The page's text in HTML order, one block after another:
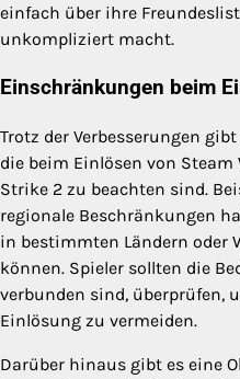
einfach über ihre
unkompliziert macht.
Einschränkungen beim
Trotz der Verbesserungen
die beim Einlösen von Steam
Strike 2 zu beachten sind.
regionale Beschränkungen
in bestimmten Ländern oder
können. Spieler sollten die
verbunden sind, überprüfen,
Einlösung zu vermeiden.
Darüber hinaus gibt es eine